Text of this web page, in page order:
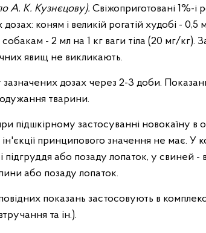
А. К. Кузнєцову). Свіжоприготовані 1%-і
коням і великій рогатій худобі - 0,5
- 2 мл на 1 кг ваги тіла (20 мг/кг).
явищ не викликають.
зазначених дозах через 2-3 доби.
тварини.
підшкірному застосуванні новокаїну в
принципового значення не має. У
підгруддя або позаду лопаток, у свиней -
або позаду лопаток.
показань застосовують в
та ін.).